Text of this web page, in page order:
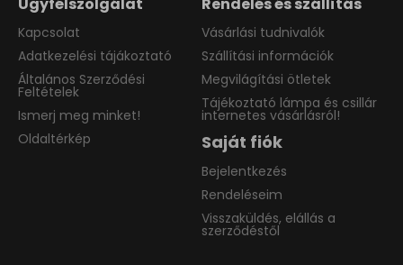
Ügyfélszolgálat
Kapcsolat
Adatkezelési tájákoztató
Általános Szerződési
Feltételek
Ismerj meg minket!
Oldaltérkép
Rendelés és szállítás
Vásárlási tudnivalók
Szállítási információk
Megvilágítási ötletek
Tájékoztató lámpa és csillár
internetes vásárlásról!
Saját fiók
Bejelentkezés
Rendeléseim
Visszaküldés, elállás a
szerződéstől